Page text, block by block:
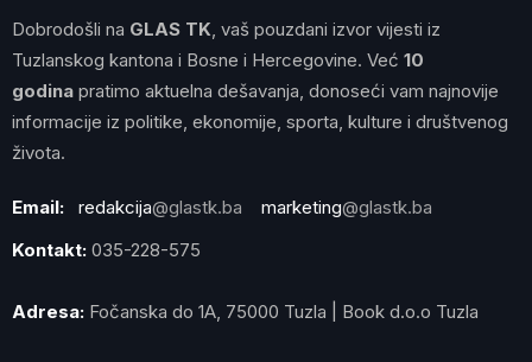
Dobrodošli na GLAS TK , vaš pouzdani izvor vijesti iz
Tuzlanskog kantona i Bosne i Hercegovine. Već 10
godina pratimo aktuelna dešavanja, donoseći vam najnovije
informacije iz politike, ekonomije, sporta, kulture i društvenog
života.
Email: redakcija@glastk.ba marketing@glastk.ba
Kontakt: 035-228-575
Adresa: Fočanska do 1A, 75000 Tuzla | Book d.o.o Tuzla